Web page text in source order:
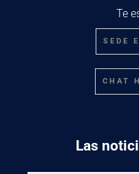
Te
SEDE
CHAT
Las